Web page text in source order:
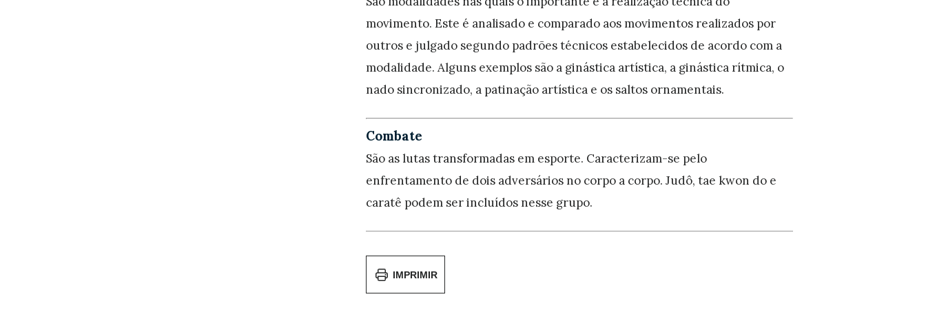
movimento. Este é analisado e comparado aos movimentos realizados por
outros e julgado segundo padrões técnicos estabelecidos de acordo com a
modalidade. Alguns exemplos são a ginástica artística, a ginástica rítmica, o
nado sincronizado, a patinação artística e os saltos ornamentais.
Combate
São as lutas transformadas em esporte. Caracterizam-se pelo
enfrentamento de dois adversários no corpo a corpo. Judô, tae kwon do e
caratê podem ser incluídos nesse grupo.
IMPRIMIR